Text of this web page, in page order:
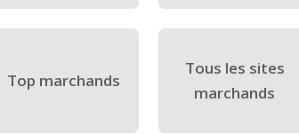
Top marchands
Tous les sites
marchands